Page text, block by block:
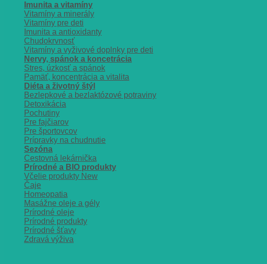
Imunita a vitamíny
Vitamíny a minerály
Vitamíny pre deti
Imunita a antioxidanty
Chudokrvnosť
Vitamíny a vyživové doplnky pre deti
Nervy, spánok a koncetrácia
Stres, úzkosť a spánok
Pamäť, koncentrácia a vitalita
Diéta a životný štýl
Bezlepkové a bezlaktózové potraviny
Detoxikácia
Pochutiny
Pre fajčiarov
Pre športovcov
Prípravky na chudnutie
Sezóna
Cestovná lekárnička
Prírodné a BIO produkty
Včelie produkty
Čaje
Homeopatia
Masážne oleje a gély
Prírodné oleje
Prírodné produkty
Prírodné šťavy
Zdravá výživa